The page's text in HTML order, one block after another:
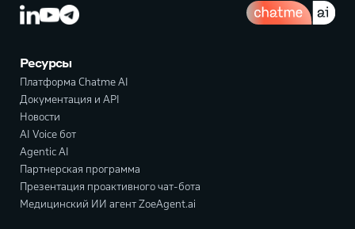
Ресурсы
Платформа Chatme AI
Документация и API
Новости
AI Voice бот
Agentic AI
Партнерская программа
Презентация проактивного чат-бота
Медицинский ИИ агент ZoeAgent.ai